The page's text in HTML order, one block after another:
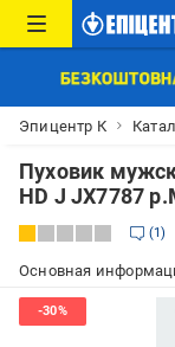
Эпицентр К
Пуховик
HD J JX7787
1
Основная